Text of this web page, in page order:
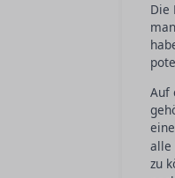
Die
Auf
alle
zu